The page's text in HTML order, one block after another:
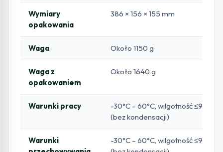
Wymiary
opakowania
386 × 156 × 155 mm
Waga Około 1150 g
Waga z
opakowaniem
Około 1640 g
Warunki pracy
-30°C – 60°C, wilgotność ≤95%
(bez kondensacji)
Warunki
-30°C – 60°C, wilgotność ≤95%